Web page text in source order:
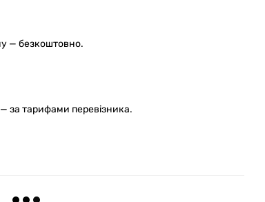
— безкоштовно.
за тарифами перевізника.